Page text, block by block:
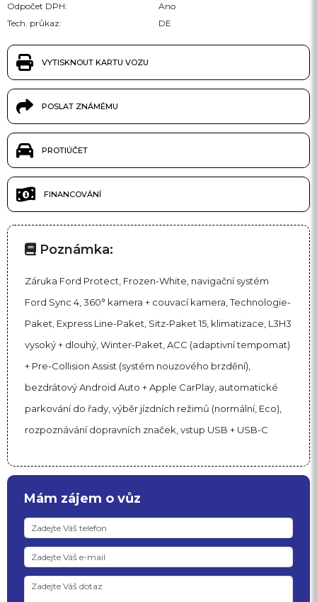
Odpočet DPH:
Ano
Tech. průkaz:
DE
VYTISKNOUT KARTU VOZU
POSLAT ZNÁMÉMU
PROTIÚČET
FINANCOVÁNÍ
Poznámka:
Záruka Ford Protect, Frozen-White, navigační systém
Ford Sync 4, 360° kamera + couvací kamera, Technologie-
Paket, Express Line-Paket, Sitz-Paket 15, klimatizace, L3H3
vysoký + dlouhý, Winter-Paket, ACC (adaptivní tempomat)
+ Pre-Collision Assist (systém nouzového brzdění),
bezdrátový Android Auto + Apple CarPlay, automatické
parkování do řady, výběr jízdních režimů (normální, Eco),
rozpoznávání dopravních značek, vstup USB + USB-C
Mám zájem o vůz